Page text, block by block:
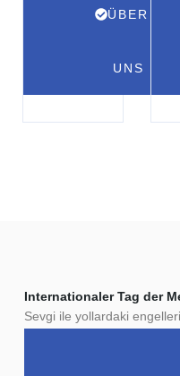
ÜBER
UNS
Internationaler Tag der
Sevgi ile yollardaki